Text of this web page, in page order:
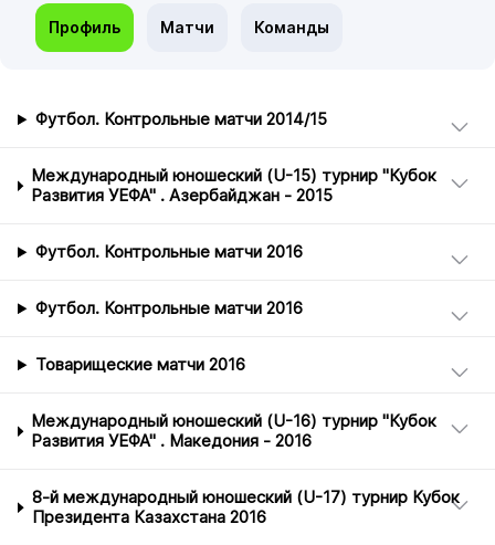
Профиль Матчи Команды
Футбол. Контрольные матчи 2014/15
Международный юношеский (U-15) турнир "Кубок
Развития УЕФА" . Азербайджан - 2015
Футбол. Контрольные матчи 2016
Футбол. Контрольные матчи 2016
Товарищеские матчи 2016
Международный юношеский (U-16) турнир "Кубок
Развития УЕФА" . Македония - 2016
8-й международный юношеский (U-17) турнир Кубок
Президента Казахстана 2016